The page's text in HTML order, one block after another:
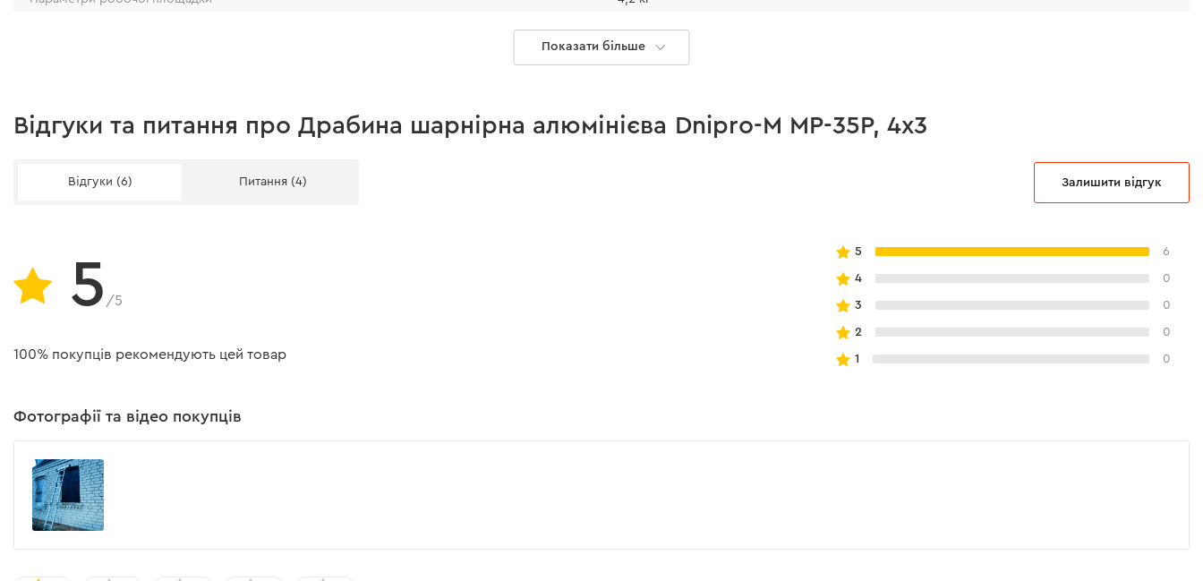
Посилені шарнірні замки
Максимальна робоча довжина приставної
Комплектація
Інструкція
Комплект для кріплення опорних стійок
Інструкція користувача
Показати більше
Відгуки та питання про Драбина шарнірна алюмінієва Dnipro-M MP-35P, 4х3
Відгуки (6) Питання (4) Залишити відгук
5 /5
100% покупців рекомендують цей товар
5 6
4 0
3 0
2 0
1 0
Фотографії та відео покупців